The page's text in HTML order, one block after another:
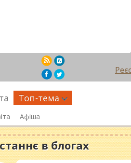
Топ-тема
Афіша
в блогах